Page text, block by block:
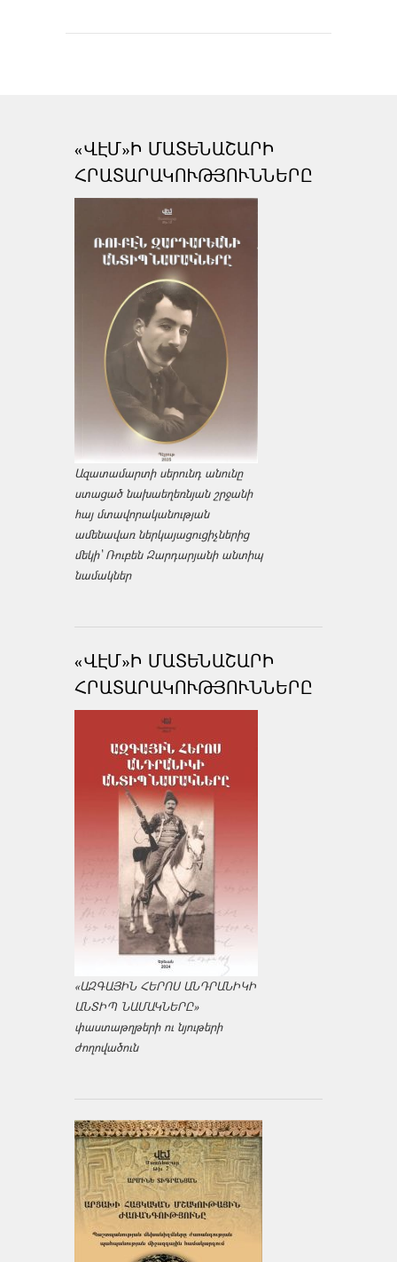
«ՎԷՄ»Ի ՄԱՏԵՆԱՇԱՐԻ
ՀՐԱՏԱՐԱԿՈՒԹՅՈՒՆՆԵՐԸ
Ազատամարտի սերունդ անունը
ստացած նախաեղեռնյան շրջանի
հայ մտավորականության
ամենավառ ներկայացուցիչներից
մեկի՝ Ռուբեն Զարդարյանի անտիպ
նամակներ
«ՎԷՄ»Ի ՄԱՏԵՆԱՇԱՐԻ
ՀՐԱՏԱՐԱԿՈՒԹՅՈՒՆՆԵՐԸ
«ԱԶԳԱՅԻՆ ՀԵՐՈՍ ԱՆԴՐԱՆԻԿԻ
ԱՆՏԻՊ ՆԱՄԱԿՆԵՐԸ»
փաստաթղթերի ու նյութերի
ժողովածուն